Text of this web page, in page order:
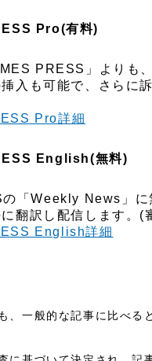
Pro(有料)
PRESS」よりも
入も可能で、さらに
Pro詳細
English(無料)
「Weekly News」に
翻訳し配信します。(
English詳細
、一般的な記事に比べる